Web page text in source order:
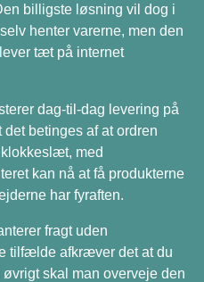
billigste løsning vil dog i
henter varerne, men den
tæt på internet
dag-til-dag levering på
betinges af at ordren
med
kan nå at få produkterne
har fyraften.
fragt uden
tilfælde afkræver det at du
skal man overveje den